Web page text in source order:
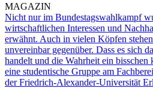
MAGAZIN
Nicht nur im Bundestagswahlkampf
wirtschaftlichen Interessen und
erwähnt. Auch in vielen Köpfen
unvereinbar gegenüber. Dass es sich
handelt und die Wahrheit ein bisschen
eine studentische Gruppe am
der Friedrich-Alexander-Universität